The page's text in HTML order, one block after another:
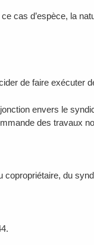
cas d’espèce, la
de faire exécuter
envers le
des travaux
du